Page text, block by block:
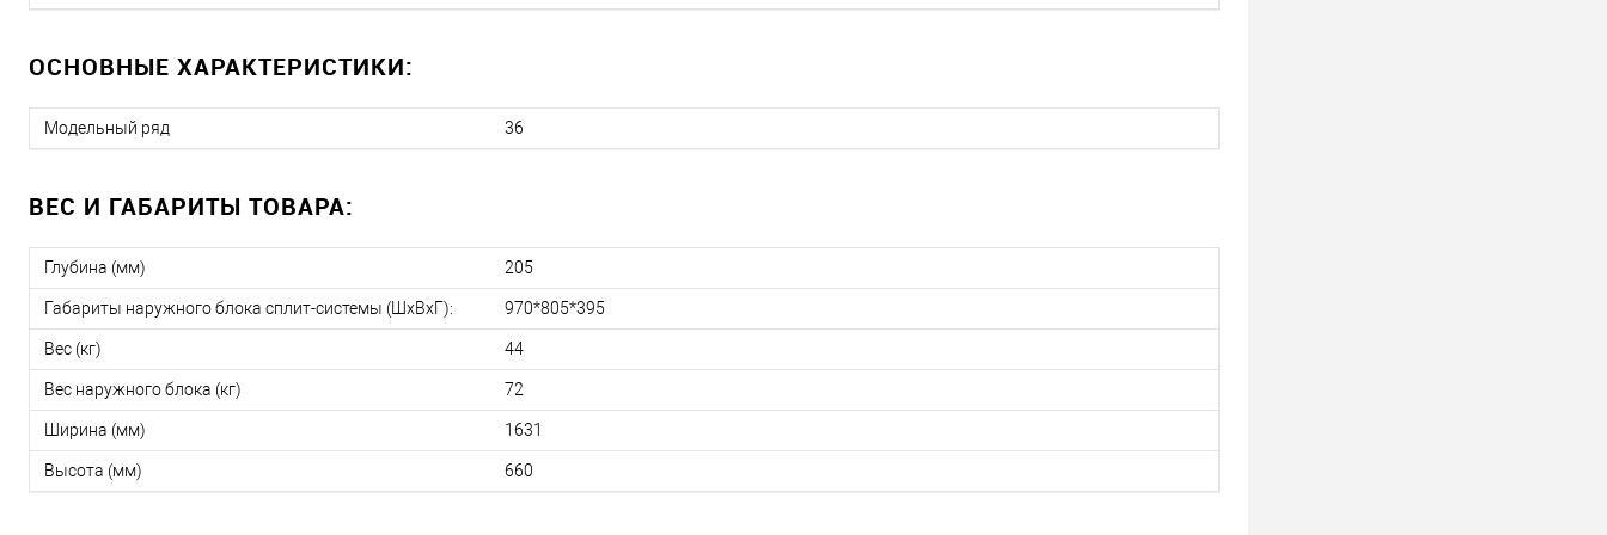
ОСНОВНЫЕ ХАРАКТЕРИСТИКИ:
Модельный ряд 36
ВЕС И ГАБАРИТЫ ТОВАРА:
Глубина (мм) 205
Габариты наружного блока сплит-системы (ШxВxГ): 970*805*395
Вес (кг) 44
Вес наружного блока (кг) 72
Ширина (мм) 1631
Высота (мм) 660